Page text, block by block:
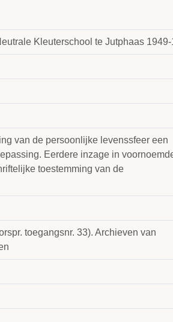
Kleuterschool te Jutphaas
van de persoonlijke levenssfeer een
Eerdere inzage in
toestemming van de
toegangsnr. 33). Archieven van